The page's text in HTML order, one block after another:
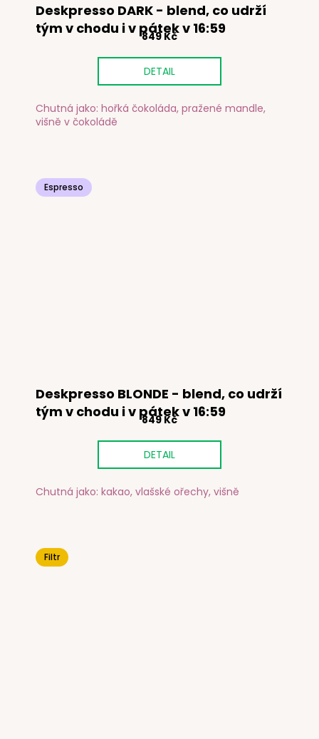
Deskpresso DARK - blend, co udrží
tým v chodu i v pátek v 16:59
849 Kč
DETAIL
Chutná jako: hořká čokoláda, pražené mandle,
višně v čokoládě
Espresso
Deskpresso BLONDE - blend, co udrží
tým v chodu i v pátek v 16:59
849 Kč
DETAIL
Chutná jako: kakao, vlašské ořechy, višně
Filtr